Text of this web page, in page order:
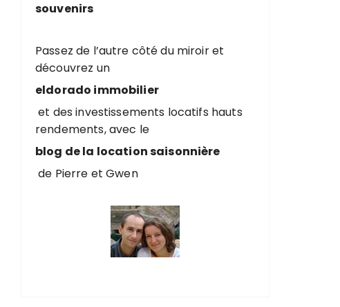
souvenirs
Passez de l’autre côté du miroir et
découvrez un
eldorado immobilier
et des investissements locatifs hauts
rendements, avec le
blog de la location saisonnière
de Pierre et Gwen